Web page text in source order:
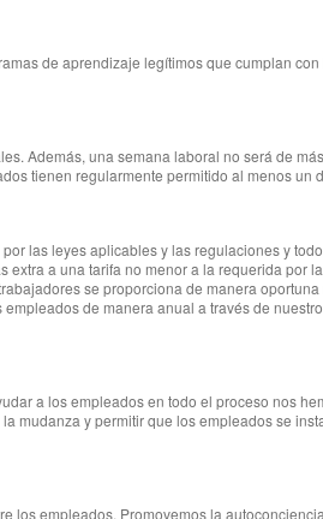
de aprendizaje legítimos que cumplan
Además, una semana laboral no será de
tienen regularmente permitido al menos un
las leyes aplicables y las regulaciones y
a una tarifa no menor a la requerida por
se proporciona de manera
de manera anual a través de
a los empleados en todo el proceso nos
mudanza y permitir que los empleados se
los empleados. Promovemos la